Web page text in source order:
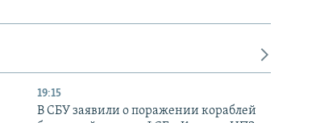
19:15
В СБУ заявили о поражении кораблей